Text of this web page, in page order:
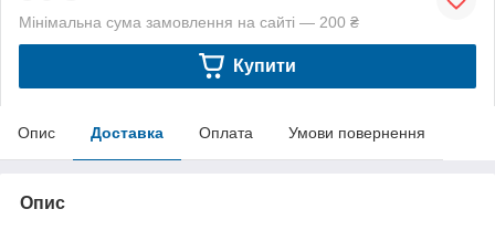
Мінімальна сума замовлення на сайті — 200 ₴
Купити
Опис Доставка Оплата Умови повернення
Опис